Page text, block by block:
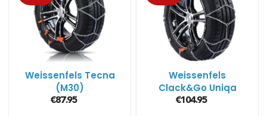
Weissenfels Tecna
(M30)
€87.95
Weissenfels
Clack&Go Uniqa
(M32)
€104.95